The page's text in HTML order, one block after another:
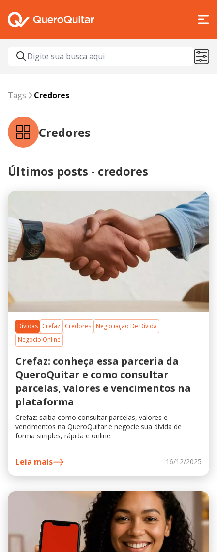
Tags credores
Tags Credores
Credores
Últimos posts - credores
Dívidas Crefaz Credores
Negociação De Dívida
Negócio Online
Crefaz: conheça essa parceria da
QueroQuitar e como consultar
parcelas, valores e vencimentos na
plataforma
Crefaz: saiba como consultar parcelas, valores e
vencimentos na QueroQuitar e negocie sua dívida de
forma simples, rápida e online.
Leia mais 16/12/2025